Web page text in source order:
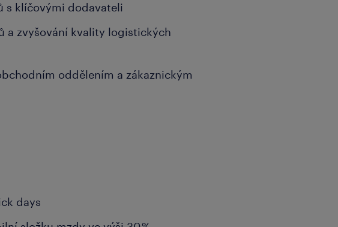
s klíčovými dodavateli
a zvyšování kvality logistických
oddělením a zákaznickým
days